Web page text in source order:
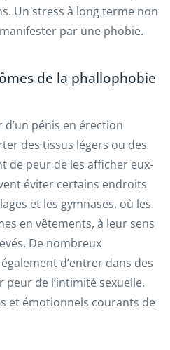
Un stress à long terme non
par une phobie.
de la phallophobie
pénis en érection
des tissus légers ou des
de peur de les afficher eux-
éviter certains endroits
et les gymnases, où les
en vêtements, à leur sens
De nombreux
d’entrer dans des
de l’intimité sexuelle.
et émotionnels courants de